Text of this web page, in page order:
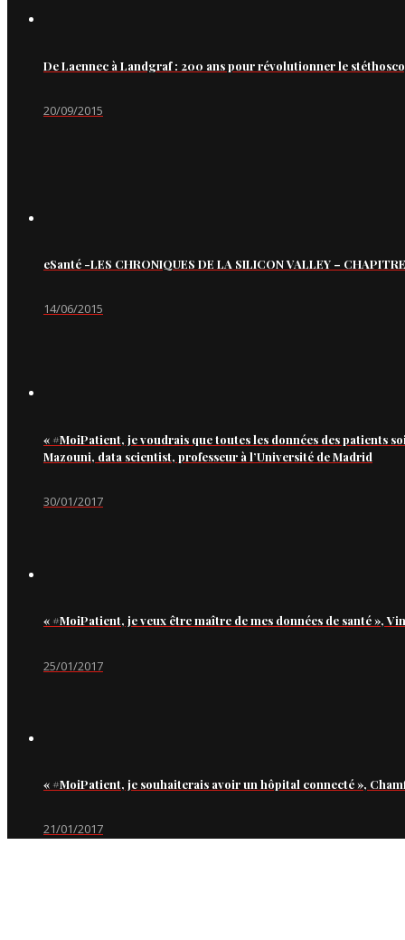
De Laennec à Landgraf : 200 ans pour révolutionner le
20/09/2015
eSanté -LES CHRONIQUES DE LA SILICON VALLEY –
14/06/2015
« #MoiPatient, je voudrais que toutes les données des patients
Mazouni, data scientist, professeur à l’Université de Madrid
30/01/2017
« #MoiPatient, je veux être maître de mes données de santé »,
25/01/2017
« #MoiPatient, je souhaiterais avoir un hôpital connecté »,
21/01/2017